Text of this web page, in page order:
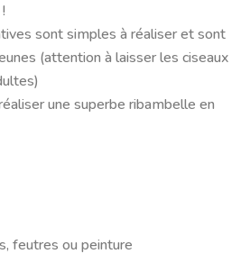
sont simples à réaliser et sont
(attention à laisser les ciseaux
une superbe ribambelle en
feutres ou peinture